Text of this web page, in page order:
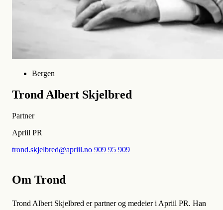
Bergen
Trond Albert Skjelbred
Partner
Apriil PR
trond.skjelbred@apriil.no 909 95 909
Om Trond
Trond Albert Skjelbred er partner og medeier i Apriil PR. Han